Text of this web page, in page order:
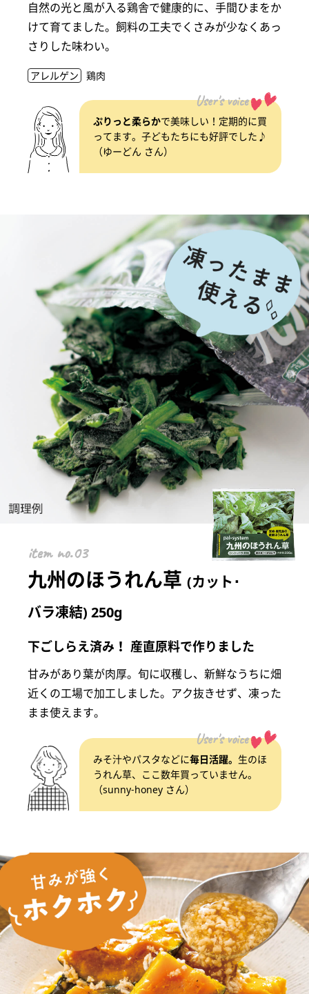
自然の光と風が入る鶏舎で健康的に、手間ひまをか
けて育てました。飼料の工夫でくさみが少なくあっ
さりした味わい。
アレルゲン 鶏肉
User's voice
ぷりっと柔らかで美味しい！定期的に買
ってます。子どもたちにも好評でした♪
（ゆーどん さん）
item
九州のほうれん草 (カット･
バラ凍結) 250g
下ごしらえ済み！ 産直原料で作りました
甘みがあり葉が肉厚。旬に収穫し、新鮮なうちに畑
近くの工場で加工しました。アク抜きせず、凍った
まま使えます。
User's voice
みそ汁やパスタなどに毎日活躍。 生のほ
うれん草、ここ数年買っていません。
（sunny-honey さん）